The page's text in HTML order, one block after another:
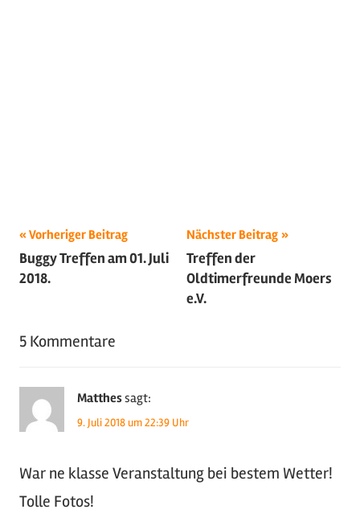
Schlagwörter:
2018,
Luftgekühlt
VW
Beitragsnavigation
Vorheriger Beitrag
Buggy Treffen am 01. Juli
2018.
Nächster Beitrag
Treffen der
Oldtimerfreunde Moers
e.V.
5 Kommentare
Matthessagt:
9. Juli 2018 um 22:39 Uhr
War ne klasse Veranstaltung bei bestem Wetter!
Tolle Fotos!